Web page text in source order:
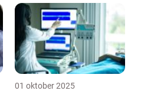
01 oktober 2025